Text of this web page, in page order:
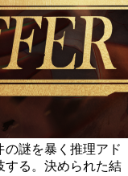
の謎を暴く推理アド
する。決められた結